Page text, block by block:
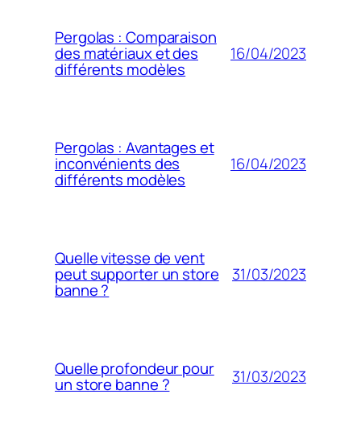
Pergolas : Comparaison
des matériaux et des
différents modèles
16/04/2023
Pergolas : Avantages et
inconvénients des
différents modèles
16/04/2023
Quelle vitesse de vent
peut supporter un store
banne ?
31/03/2023
Quelle profondeur pour
un store banne ? 31/03/2023